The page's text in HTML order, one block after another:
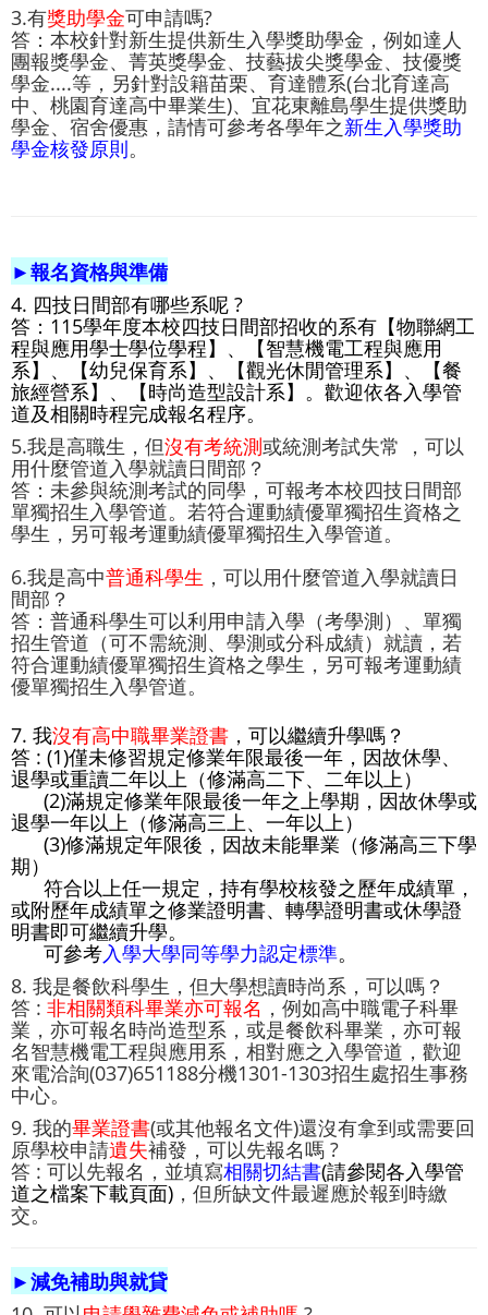
3.有獎助學金可申請嗎?
答：本校針對新生提供新生入學獎助學金，例如達人
團報獎學金、菁英獎學金、技藝拔尖獎學金、技優獎
學金....等，另針對設籍苗栗、育達體系(台北育達高
中、桃園育達高中畢業生)、宜花東離島學生提供獎助
學金、宿舍優惠，請情可參考各學年之新生入學獎助
學金核發原則。
►報名資格與準備
4. 四技日間部有哪些系呢 ?
答：115學年度本校四技日間部招收的系有 【物聯網工
程與應用學士學位學程】 、 【智慧機電工程與應用
系】 、 【幼兒保育系】 、 【觀光休閒管理系】 、 【餐
旅經營系】 、 【時尚造型設計系】 。歡迎依各入學管
道及相關時程完成報名程序。
5.我是高職生，但沒有考統測或統測考試失常 ，可以
用什麼管道入學就讀日間部？
答：未參與統測考試的同學，可報考本校四技日間部
單獨招生入學管道。若符合運動績優單獨招生資格之
學生，另可報考運動績優單獨招生入學管道。
6.我是高中普通科學生 ，可以用什麼管道入學就讀日
間部？
答：普通科學生可以利用申請入學（考學測）、單獨
招生管道（可不需統測、學測或分科成績）就讀，若
符合運動績優單獨招生資格之學生，另可報考運動績
優單獨招生入學管道。
7. 我沒有高中職畢業證書 ，可以繼續升學嗎？
答 : (1)僅未修習規定修業年限最後一年，因故休學、
退學或重讀二年以上（修滿高二下、二年以上）
(2)滿規定修業年限最後一年之上學期，因故休學或
退學一年以上（修滿高三上、一年以上）
(3)修滿規定年限後，因故未能畢業（修滿高三下學
期）
符合以上任一規定，持有學校核發之歷年成績單，
或附歷年成績單之修業證明書、轉學證明書或休學證
明書即可繼續升學。
可參考入學大學同等學力認定標準。
8. 我是餐飲科學生，但大學想讀時尚系，可以嗎？
答 : 非相關類科畢業亦可報名 ，例如高中職電子科畢
業，亦可報名時尚造型系，或是餐飲科畢業，亦可報
名智慧機電工程與應用系，相對應之入學管道，歡迎
來電洽詢(037)651188分機1301-1303招生處招生事務
中心。
9. 我的畢業證書(或其他報名文件)還沒有拿到或需要回
原學校申請遺失補發，可以先報名嗎 ?
答 : 可以先報名，並填寫相關切結書(請參閱各入學管
道之檔案下載頁面) ，但所缺文件最遲應於報到時繳
交。
►減免補助與就貸